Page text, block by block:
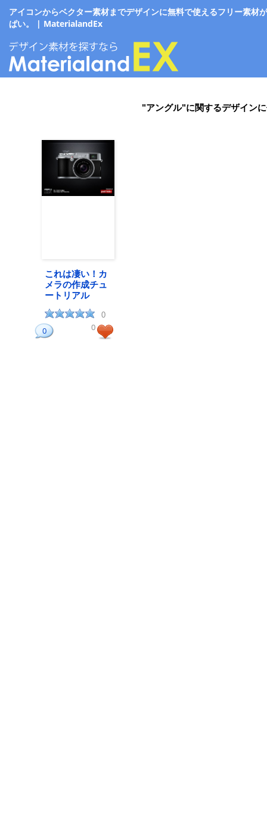
アイコンからベクター素材までデザインに無料で使えるフリー素材
ぱい。 | MaterialandEx
"アングル"に関するデザイン
これは凄い！カ
メラの作成チュ
ートリアル
0
0 0